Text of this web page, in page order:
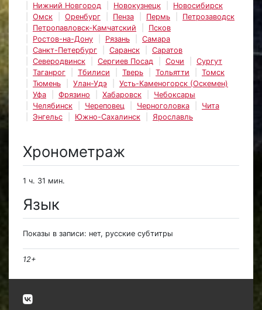
Нижний Новгород
Новокузнецк
Новосибирск
Омск
Оренбург Пенза Пермь
Петрозаводск
Петропавловск-Камчатский
Псков
Ростов-на-Дону
Рязань
Самара
Санкт-Петербург
Саранск
Саратов
Северодвинск
Сергиев Посад Сочи
Сургут
Таганрог
Тбилиси Тверь Тольятти
Томск
Тюмень
Улан-Удэ
Усть-Каменогорск (Оскемен)
Уфа
Фрязино Хабаровск
Чебоксары
Челябинск
Череповец Черноголовка
Чита
Энгельс
Южно-Сахалинск Ярославль
Хронометраж
1 ч. 31 мин.
Язык
Показы в записи: нет, русские субтитры
12+